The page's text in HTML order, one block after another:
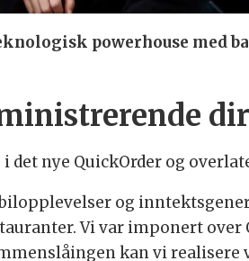
powerhouse med
i det nye QuickOrder og
og
Vi var imponert over
kan vi